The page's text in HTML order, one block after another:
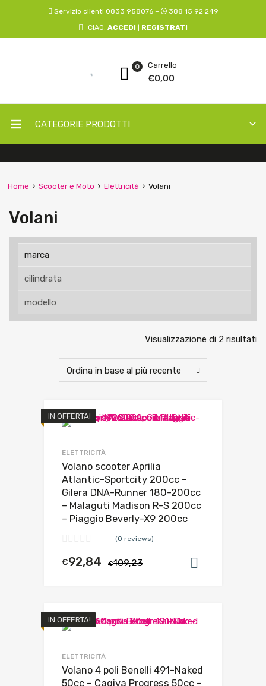
Servizio clienti 0833 958076 –
388 15 92 249
CIAO. ACCEDI REGISTRATI
Carrello
€0,00
0
CATEGORIE PRODOTTI
Home Scooter e Moto Elettricità Volani
Volani
Visualizzazione di 2 risultati
IN OFFERTA!
ELETTRICITÀ
Volano scooter Aprilia
Atlantic-Sportcity 200cc –
Gilera DNA-Runner 180-200cc
– Malaguti Madison R-S 200cc
– Piaggio Beverly-X9 200cc
(0 reviews)
€109,23
€92,84
IN OFFERTA!
ELETTRICITÀ
Volano 4 poli Benelli 491-Naked
50cc – Cagiva Progress 50cc –